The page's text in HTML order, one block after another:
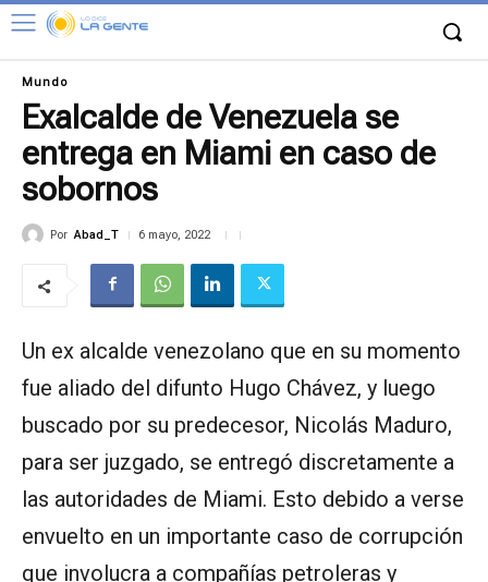
Mundo
Exalcalde de Venezuela se
entrega en Miami en caso de
sobornos
Por Abad_T 6 mayo, 2022
Un ex alcalde venezolano que en su momento
fue aliado del difunto Hugo Chávez, y luego
buscado por su predecesor, Nicolás Maduro,
para ser juzgado, se entregó discretamente a
las autoridades de Miami. Esto debido a verse
envuelto en un importante caso de corrupción
que involucra a compañías petroleras y